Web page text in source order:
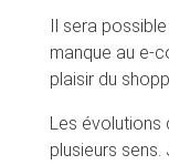
Il sera
manque au e-
plaisir du
Les
plusieurs